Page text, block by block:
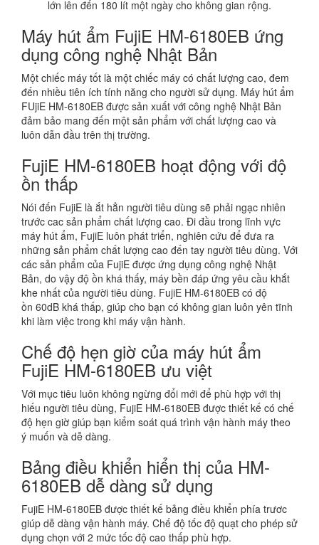
Máy hút ẩm FujiE HM-6180EB ứng
dụng công nghệ Nhật Bản
Một chiếc máy tốt là một chiếc máy có chất lượng cao, đem
đến nhiều tiên ích tính năng cho người sử dụng. Máy hút ẩm
FUjiE HM-6180EB được sản xuất với công nghệ Nhật Bản
đảm bảo mang đến một sản phẩm với chất lượng cao và
luôn dẫn đầu trên thị trường.
FujiE HM-6180EB hoạt động với độ
ồn thấp
Nói đến FujiE là ắt hẳn người tiêu dùng sẽ phải ngạc nhiên
trước cac sản phẩm chất lượng cao. Đi đầu trong lĩnh vực
máy hút ẩm, FujiE luôn phát triển, nghiên cứu để đưa ra
những sản phẩm chất lượng cao đến tay người tiêu dùng. Với
các sản phẩm của FujiE được ứng dụng công nghệ Nhật
Bản, do vậy độ ồn khá thấy, máy bền đáp ứng yêu cầu khắt
khe nhất của người tiêu dùng. FujiE HM-6180EB có độ
ồn 60dB khá thấp, giúp cho bạn có không gian luôn yên tĩnh
khi làm việc trong khi máy vận hành.
Chế độ hẹn giờ của máy hút ẩm
FujiE HM-6180EB ưu việt
Với mục tiêu luôn không ngừng đổi mới để phù hợp với thị
hiếu người tiêu dùng, FujiE HM-6180EB được thiết kế có chế
độ hẹn giờ giúp bạn kiểm soát quá trình vận hành máy theo
ý muốn và dễ dàng.
Bảng điều khiển hiển thị của HM-
6180EB dễ dàng sử dụng
FujiE HM-6180EB được thiết kế bảng điều khiển phía trươc
giúp dễ dàng vận hành máy. Chế độ tốc độ quạt cho phép sử
dụng chọn với 2 mức tốc độ cao thấp phù hợp.